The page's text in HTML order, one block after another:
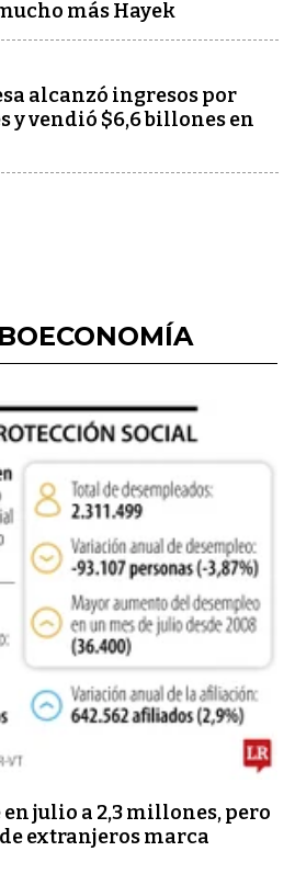
más Hayek
alcanzó ingresos por
y vendió $6,6 billones en
en julio a 2,3 millones, pero
extranjeros marca